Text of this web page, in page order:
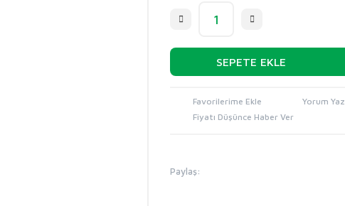
SEPETE EKLE
Yorum Yaz
Fiyatı Düşünce Haber Ver
Paylaş: